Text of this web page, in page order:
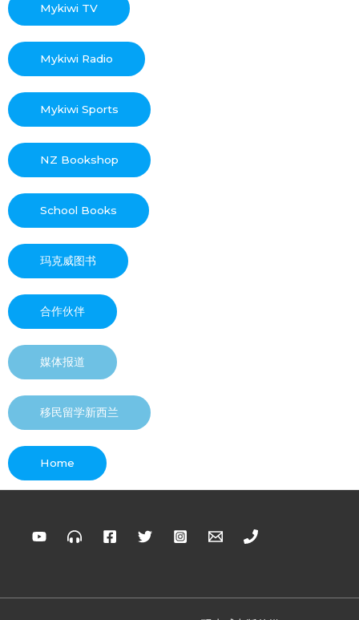
Mykiwi TV
Mykiwi Radio
Mykiwi Sports
NZ Bookshop
School Books
玛克威图书
合作伙伴
媒体报道
移民留学新西兰
Home